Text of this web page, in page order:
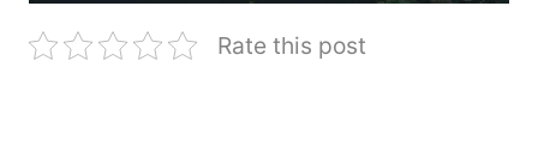
Rate this post